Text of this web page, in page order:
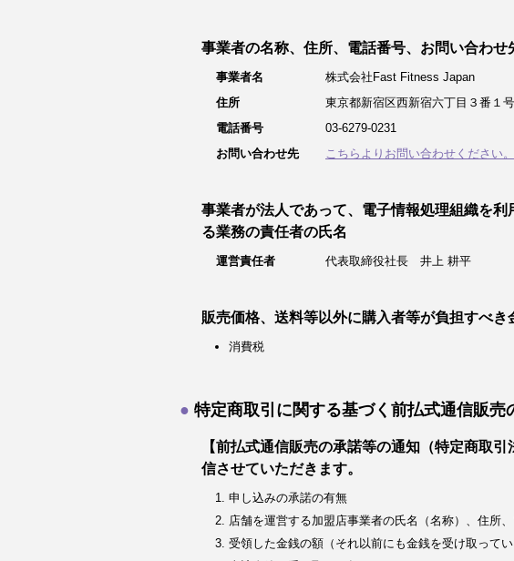
事業者の名称、住所、電話番号、お問い合わせ
事業者名
株式会社Fast Fitness Japan
住所
東京都新宿区西新宿六丁目３番１
電話番号
03-6279-0231
お問い合わせ先
こちらよりお問い合わせください。
事業者が法人であって、電子情報処理組織を
る業務の責任者の氏名
運営責任者 代表取締役社長 井上 耕平
販売価格、送料等以外に購入者等が負担すべき
消費税
特定商取引に関する基づく前払式通信販売
【前払式通信販売の承諾等の通知（特定商取
信させていただきます。
申し込みの承諾の有無
店舗を運営する加盟店事業者の氏名（名称）、住所
受領した金銭の額（それ以前にも金銭を受け取ってい